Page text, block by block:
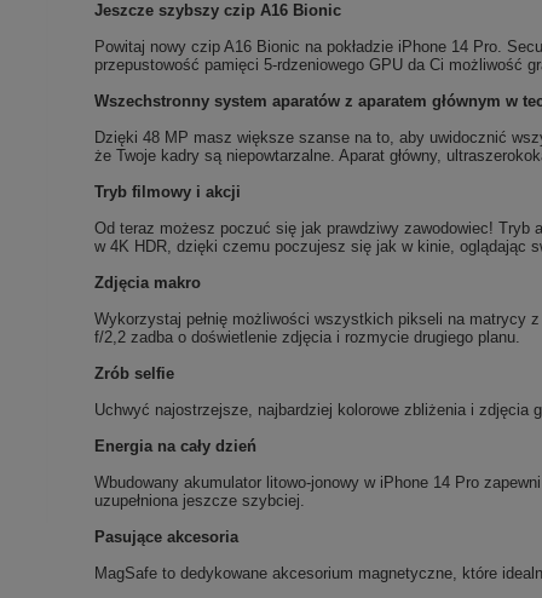
Jeszcze szybszy czip A16 Bionic
Powitaj nowy czip A16 Bionic na pokładzie iPhone 14 Pro.
przepustowość pamięci 5-rdzeniowego GPU da Ci możliwość
Wszechstronny system aparatów z aparatem głównym w
Dzięki 48 MP masz większe szanse na to, aby uwidocznić
że Twoje kadry są niepowtarzalne. Aparat główny,
Tryb filmowy i akcji
Od teraz możesz poczuć się jak prawdziwy zawodowiec!
w 4K HDR, dzięki czemu poczujesz się jak w kinie, oglądając
Zdjęcia makro
Wykorzystaj pełnię możliwości wszystkich pikseli na matrycy
f/2,2 zadba o doświetlenie zdjęcia i rozmycie drugiego planu.
Zrób selfie
Uchwyć najostrzejsze, najbardziej kolorowe zbliżenia i zdjęcia
Energia na cały dzień
Wbudowany akumulator litowo-jonowy w iPhone 14 Pro
uzupełniona jeszcze szybciej.
Pasujące akcesoria
MagSafe to dedykowane akcesorium magnetyczne, które